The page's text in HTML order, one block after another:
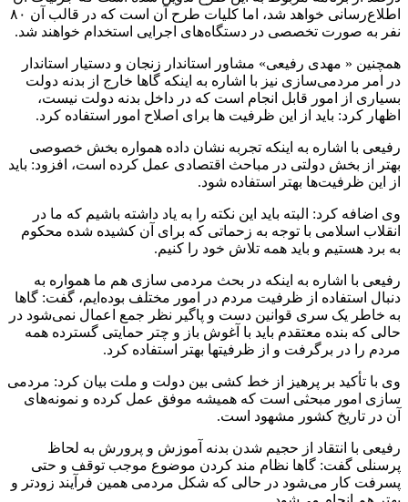
اطلاع‌رسانی خواهد شد، اما کلیات طرح آن است که در قالب آن ۸۰
نفر به صورت تخصصی در دستگاه‌های اجرایی استخدام خواهند شد.
همچنین « مهدی رفیعی» مشاور استاندار زنجان و دستیار استاندار
در امر مردمی‌سازی نیز با اشاره به اینکه گاها خارج از بدنه دولت
بسیاری از امور قابل انجام است که در داخل بدنه دولت نیست،
اظهار کرد: باید از این ظرفیت ها برای اصلاح امور استفاده کرد.
رفیعی با اشاره به اینکه تجربه نشان داده همواره بخش خصوصی
بهتر از بخش دولتی در مباحث اقتصادی عمل کرده است، افزود: باید
از این ظرفیت‌ها بهتر استفاده شود.
وی اضافه کرد: البته باید این نکته را به یاد داشته باشیم که ما در
انقلاب اسلامی با توجه به زحماتی که برای آن کشیده شده محکوم
به برد هستیم و باید همه تلاش خود را کنیم.
رفیعی با اشاره به اینکه در بحث مردمی سازی هم ما همواره به
دنبال استفاده از ظرفیت مردم در امور مختلف بوده‌ایم، گفت: گاها
به خاطر یک سری قوانین دست و پاگیر نظر جمع اعمال نمی‌شود در
حالی که بنده معتقدم باید با آغوش باز و چتر حمایتی گسترده همه
مردم را در برگرفت و از ظرفیت‎ها بهتر استفاده کرد.
وی با تأکید بر پرهیز از خط کشی بین دولت و ملت بیان کرد: مردمی
سازی امور مبحثی است که همیشه موفق عمل کرده و نمونه‌های
آن در تاریخ کشور مشهود است.
رفیعی با انتقاد از حجیم شدن بدنه آموزش و پرورش به لحاظ
پرسنلی گفت: گاها نظام مند کردن موضوع موجب توقف و حتی
پسرفت کار می‎‌شود در حالی که شکل مردمی همین فرآیند زودتر و